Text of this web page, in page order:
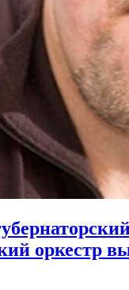
оркестр